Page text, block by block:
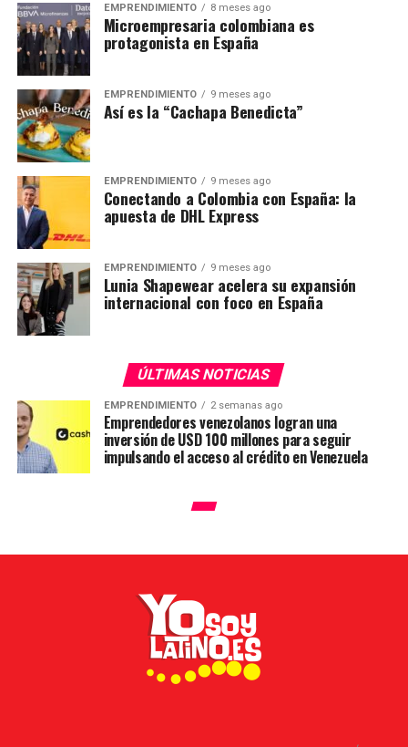
EMPRENDIMIENTO 8 meses ago
Microempresaria colombiana es
protagonista en España
EMPRENDIMIENTO 9 meses ago
Así es la “Cachapa Benedicta”
EMPRENDIMIENTO 9 meses ago
Conectando a Colombia con España: la
apuesta de DHL Express
EMPRENDIMIENTO 9 meses ago
Lunia Shapewear acelera su expansión
internacional con foco en España
ÚLTIMAS NOTICIAS
EMPRENDIMIENTO 2 semanas ago
Emprendedores venezolanos logran una
inversión de USD 100 millones para seguir
impulsando el acceso al crédito en Venezuela